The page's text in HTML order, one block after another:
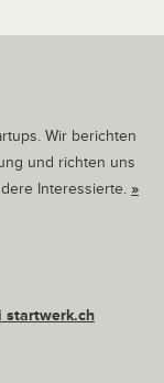
Wir berichten
und richten uns
Interessierte. »
startwerk.ch